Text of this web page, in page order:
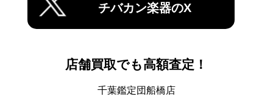
チバカン楽器のX
店舗買取でも高額査定！
千葉鑑定団船橋店